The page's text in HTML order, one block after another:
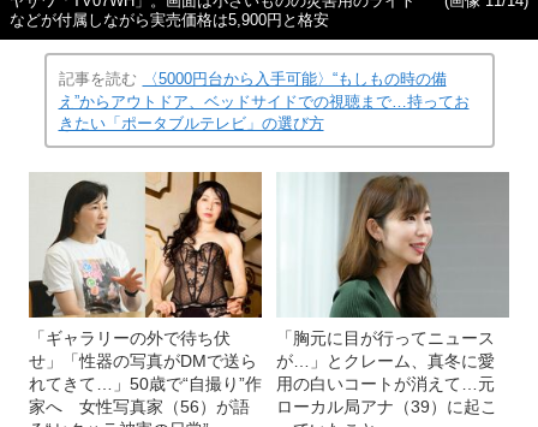
などが付属しながら実売価格は5,900円と格安
記事を読む
〈5000円台から入手可能〉“もしもの時の備
え”からアウトドア、ベッドサイドでの視聴まで…持ってお
きたい「ポータブルテレビ」の選び方
「ギャラリーの外で待ち伏
せ」「性器の写真がDMで送ら
れてきて…」50歳で“自撮り”作
家へ 女性写真家（56）が語
「胸元に目が行ってニュース
が…」とクレーム、真冬に愛
用の白いコートが消えて…元
ローカル局アナ（39）に起こ